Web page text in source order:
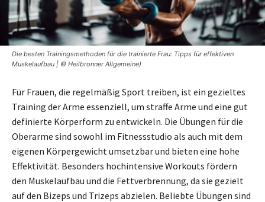
Die besten Trainingsmethoden für die trainierte Frau: Tipps für effektiven
Muskelaufbau | © Heilbronner Allgemeine)
Für Frauen, die regelmäßig Sport treiben, ist ein gezieltes
Training der Arme essenziell, um straffe Arme und eine gut
definierte Körperform zu entwickeln. Die Übungen für die
Oberarme sind sowohl im Fitnessstudio als auch mit dem
eigenen Körpergewicht umsetzbar und bieten eine hohe
Effektivität. Besonders hochintensive Workouts fördern
den Muskelaufbau und die Fettverbrennung, da sie gezielt
auf den Bizeps und Trizeps abzielen. Beliebte Übungen sind